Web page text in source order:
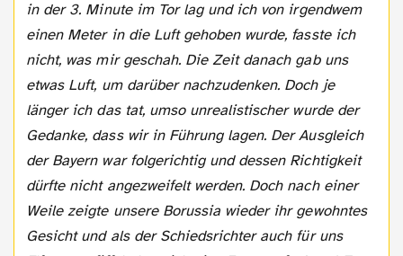
in der 3. Minute im Tor lag und ich von irgendwem
einen Meter in die Luft gehoben wurde, fasste ich
nicht, was mir geschah. Die Zeit danach gab uns
etwas Luft, um darüber nachzudenken. Doch je
länger ich das tat, umso unrealistischer wurde der
Gedanke, dass wir in Führung lagen. Der Ausgleich
der Bayern war folgerichtig und dessen Richtigkeit
dürfte nicht angezweifelt werden. Doch nach einer
Weile zeigte unsere Borussia wieder ihr gewohntes
Gesicht und als der Schiedsrichter auch für uns